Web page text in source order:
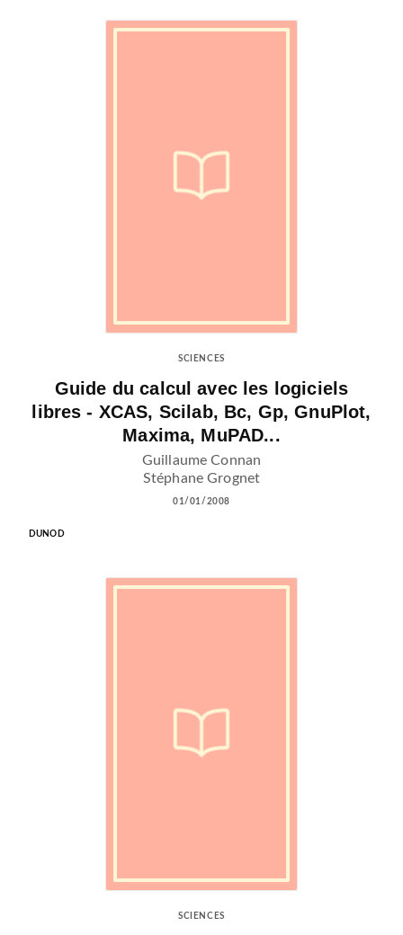
SCIENCES
Guide du calcul avec les logiciels
libres - XCAS, Scilab, Bc, Gp, GnuPlot,
Maxima, MuPAD...
Guillaume Connan
Stéphane Grognet
01/01/2008
DUNOD
SCIENCES